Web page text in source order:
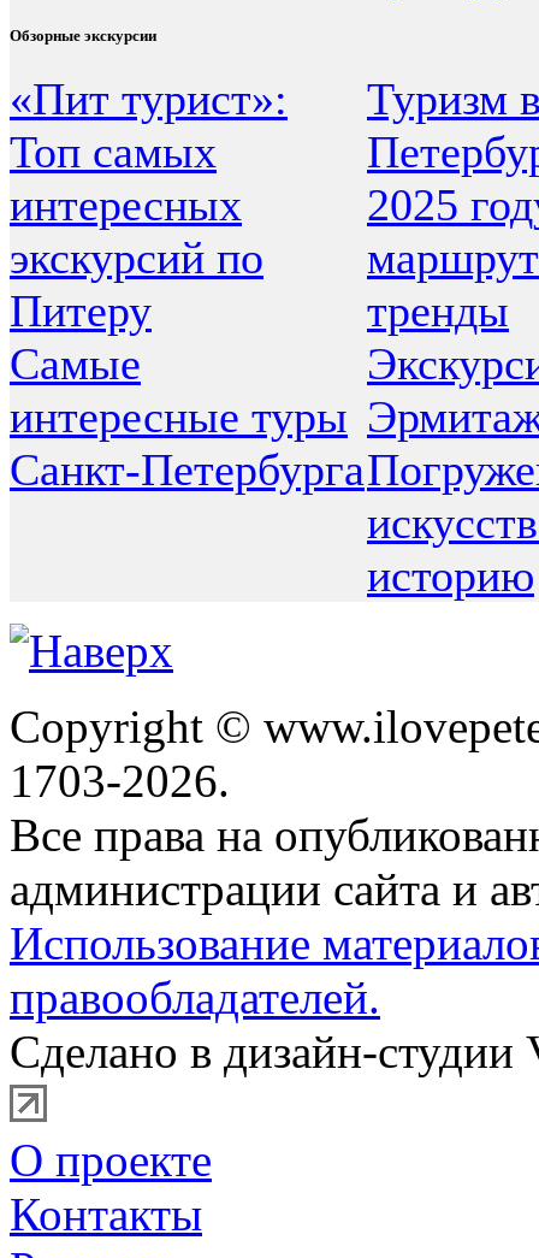
Обзорные экскурсии
«Пит турист»:
Топ самых
интересных
экскурсий по
Питеру
Самые
интересные туры
Санкт-Петербурга
Туризм
2025
тренды
историю
Copyright ©
1703-2026.
Все права на
администрации сайта и
Использование
правообладателей.
Сделано в дизайн-студии
О проекте
Контакты